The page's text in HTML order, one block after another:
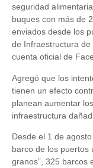
seguridad
buques con más de
enviados desde los
de Infraestructura de
cuenta oficial de
Agregó que los
tienen un efecto
planean aumentar
infraestructura
Desde el 1 de
barco de los puertos
granos”, 325 barcos